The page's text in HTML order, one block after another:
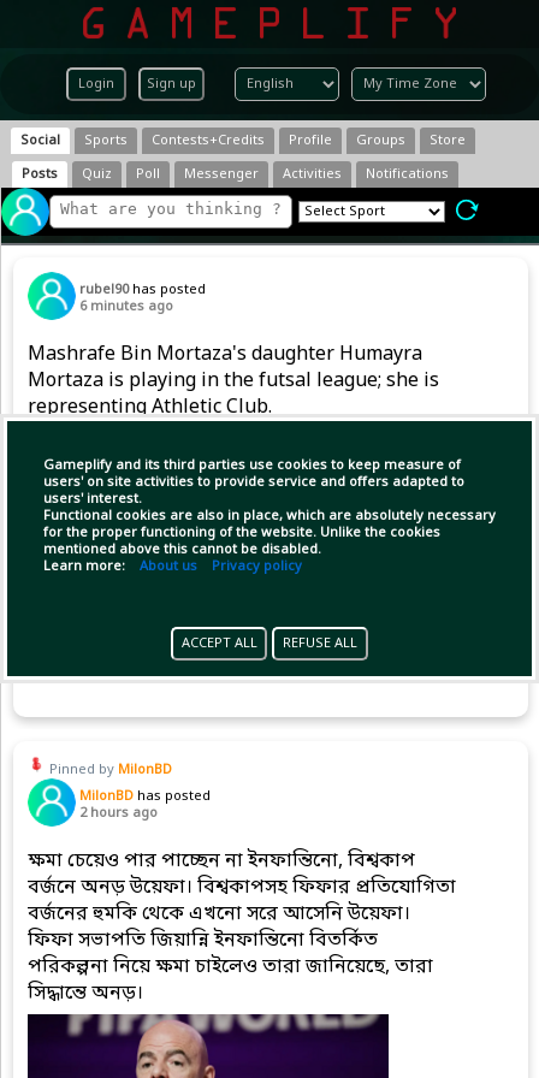
Login Sign up
Gameplify and its third parties use cookies to keep measure of
users' on site activities to provide service and offers adapted to
users' interest.
Functional cookies are also in place, which are absolutely necessary
for the proper functioning of the website. Unlike the cookies
mentioned above this cannot be disabled.
Learn more: About us Privacy policy
ACCEPT ALL REFUSE ALL
Social Sports Contests+Credits Profile Groups
Store
Posts
Quiz Poll Messenger Activities Notifications
rubel90 has posted
6 minutes ago
Mashrafe Bin Mortaza's daughter Humayra
Mortaza is playing in the futsal league; she is
representing Athletic Club.
Open
Pinned by MilonBD
MilonBD has posted
2 hours ago
ক্ষমা চেয়েও পার পাচ্ছেন না ইনফান্তিনো, বিশ্বকাপ
বর্জনে অনড় উয়েফা। বিশ্বকাপসহ ফিফার প্রতিযোগিতা
বর্জনের হুমকি থেকে এখনো সরে আসেনি উয়েফা।
ফিফা সভাপতি জিয়ান্নি ইনফান্তিনো বিতর্কিত
পরিকল্পনা নিয়ে ক্ষমা চাইলেও তারা জানিয়েছে, তারা
সিদ্ধান্তে অনড়।